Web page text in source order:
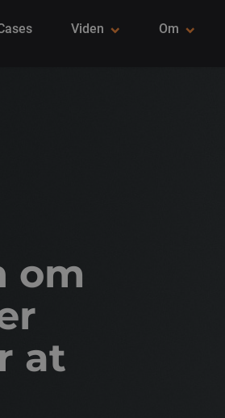
Viden Om
om
at